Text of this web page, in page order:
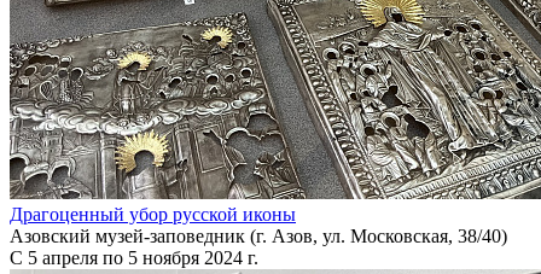
Драгоценный убор русской иконы
Азовский музей-заповедник (г. Азов, ул. Московская, 38/40)
С 5 апреля по 5 ноября 2024 г.